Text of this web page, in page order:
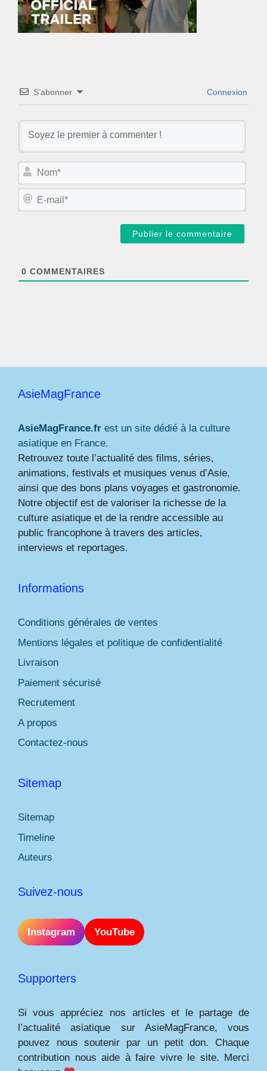
S’abonner Connexion
N
m
E
0 COMMENTAIRES
AsieMagFrance
AsieMagFrance.fr est un site dédié à la culture
asiatique en France.
Retrouvez toute l’actualité des films, séries,
animations, festivals et musiques venus d’Asie,
ainsi que des bons plans voyages et gastronomie.
Notre objectif est de valoriser la richesse de la
culture asiatique et de la rendre accessible au
public francophone à travers des articles,
interviews et reportages.
Informations
Conditions générales de ventes
Mentions légales et politique de confidentialité
Livraison
Paiement sécurisé
Recrutement
A propos
Contactez-nous
Sitemap
Sitemap
Timeline
Auteurs
Suivez-nous
Instagram YouTube
Supporters
Si vous appréciez nos articles et le partage de
l’actualité asiatique sur AsieMagFrance, vous
pouvez nous soutenir par un petit don. Chaque
contribution nous aide à faire vivre le site. Merci